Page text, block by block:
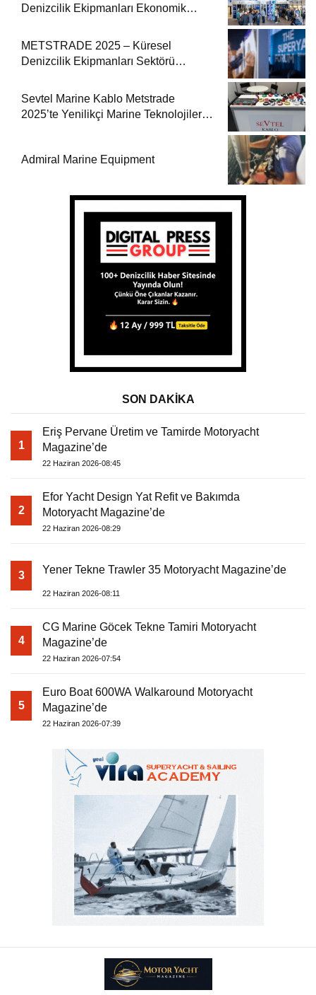
Denizcilik Ekipmanları Ekonomik
METSTRADE 2025 – Küresel
Denizcilik Ekipmanları Sektörü
Sevtel Marine Kablo Metstrade
2025’te Yenilikçi Marine Teknolojilerini
Admiral Marine Equipment
SON DAKİKA
1
Eriş Pervane Üretim ve Tamirde Motoryacht
Magazine’de
22 Haziran 2026-08:45
2
Efor Yacht Design Yat Refit ve Bakımda
Motoryacht Magazine’de
22 Haziran 2026-08:29
3 Yener Tekne Trawler 35 Motoryacht Magazine’de
22 Haziran 2026-08:11
4
CG Marine Göcek Tekne Tamiri Motoryacht
Magazine’de
22 Haziran 2026-07:54
5
Euro Boat 600WA Walkaround Motoryacht
Magazine’de
22 Haziran 2026-07:39